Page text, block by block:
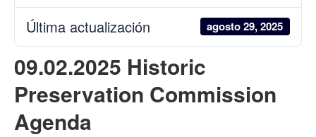
Última actualización agosto 29, 2025
09.02.2025 Historic
Preservation Commission
Agenda